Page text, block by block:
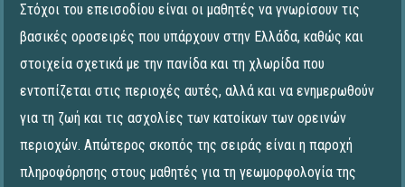
Στόχοι του επεισοδίου είναι οι μαθητές να γνωρίσουν τις
βασικές οροσειρές που υπάρχουν στην Ελλάδα, καθώς και
στοιχεία σχετικά με την πανίδα και τη χλωρίδα που
εντοπίζεται στις περιοχές αυτές, αλλά και να ενημερωθούν
για τη ζωή και τις ασχολίες των κατοίκων των ορεινών
περιοχών. Απώτερος σκοπός της σειράς είναι η παροχή
πληροφόρησης στους μαθητές για τη γεωμορφολογία της